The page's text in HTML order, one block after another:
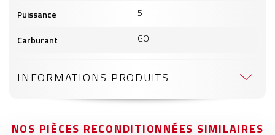
Puissance 5
Carburant GO
INFORMATIONS PRODUITS
NOS PIÈCES RECONDITIONNÉES SIMILAIRES